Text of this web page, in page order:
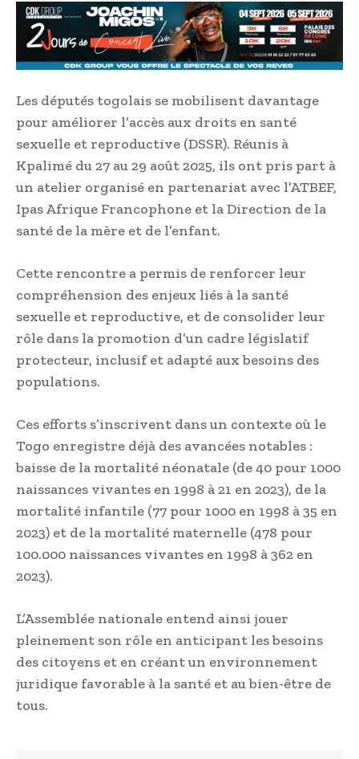
Les députés togolais se mobilisent davantage
pour améliorer l’accès aux droits en santé
sexuelle et reproductive (DSSR). Réunis à
Kpalimé du 27 au 29 août 2025, ils ont pris part à
un atelier organisé en partenariat avec l’ATBEF,
Ipas Afrique Francophone et la Direction de la
santé de la mère et de l’enfant.
Cette rencontre a permis de renforcer leur
compréhension des enjeux liés à la santé
sexuelle et reproductive, et de consolider leur
rôle dans la promotion d’un cadre législatif
protecteur, inclusif et adapté aux besoins des
populations.
Ces efforts s’inscrivent dans un contexte où le
Togo enregistre déjà des avancées notables :
baisse de la mortalité néonatale (de 40 pour 1000
naissances vivantes en 1998 à 21 en 2023), de la
mortalité infantile (77 pour 1000 en 1998 à 35 en
2023) et de la mortalité maternelle (478 pour
100.000 naissances vivantes en 1998 à 362 en
2023).
L’Assemblée nationale entend ainsi jouer
pleinement son rôle en anticipant les besoins
des citoyens et en créant un environnement
juridique favorable à la santé et au bien-être de
tous.